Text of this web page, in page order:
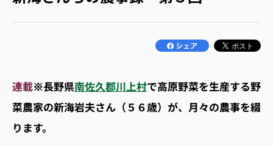
連載※長野県南佐久郡川上村で高原野菜を生産する野
菜農家の新海岩夫さん（５６歳）が、月々の農事を綴
ります。